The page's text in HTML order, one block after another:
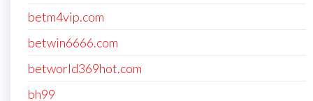
betm4vip.com
betwin6666.com
betworld369hot.com
bh99